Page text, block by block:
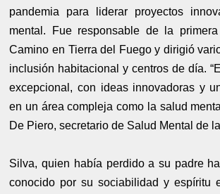
pandemia para liderar proyectos
mental. Fue responsable de la
Camino en Tierra del Fuego y dirigió
inclusión habitacional y centros de día.
excepcional, con ideas innovadoras y
en un área compleja como la salud
De Piero, secretario de Salud Mental de
Silva, quien había perdido a su padre
conocido por su sociabilidad y espíritu